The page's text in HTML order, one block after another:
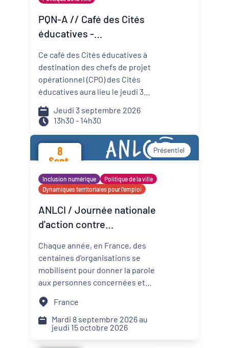
Organisateur
Externe
PQN-A // Café des Cités
éducatives -
prévention et la promotion
de la santé mentale
Ce café des Cités éducatives à
destination des chefs de projet
opérationnel (CPO) des Cités
éducatives aura lieu le jeudi 3
portera sur le développement
d'actions de prévention et de
promotion de la santé mentale
dans les Cités éducatives de
Jeudi 3 septembre 2026
13h30 - 14h30
8
Sept.
Présentiel
Inclusion numérique
Politique de la ville
Dynamiques territoriales pour l’emploi
ANLCI / Journée nationale
d'action contre
Chaque année, en France, des
centaines d’organisations se
mobilisent pour donner la parole
aux personnes concernées et
sur les solutions locales.
France
Mardi 8 septembre 2026 au
jeudi 15 octobre 2026